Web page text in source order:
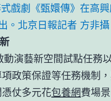
戲劇《甄嬛傳》在高
。 北京日報記者 方非攝
動演藝新空間試點任務
政策保證等任務機制
仗多元花包養網費場